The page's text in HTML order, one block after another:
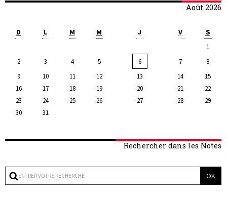
Août 2026
D L M M J V S
1
2
3 4 5 6 7
8
9
10 11 12 13 14
15
16
17 18 19 20 21
22
23
24 25 26 27 28
29
30
31
Rechercher dans les Notes